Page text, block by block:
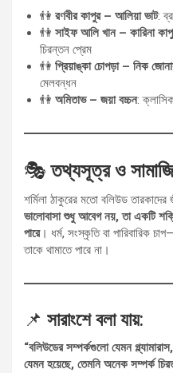
👫 রণবীর কাপুর – আলিয়া ভাট:
👫 সাইফ আলি খান – কারিনা
চিরন্তন প্রেম
👫 প্রিয়াঙ্কা চোপড়া – নিক
মেলবন্ধন
👫 অমিতাভ – জয়া বচ্চন:
🎭তথ্যসূত্র ও
শর্মিলা ঠাকুরের মতো বলিউড
ভালোবাসা শুধু আবেগ নয়, তা একটি
পারে। ধর্ম, সংস্কৃতি বা পারিবারিক
তাকে থামাতে পারে না।
📌 সারাংশে বলা যায়:
“বলিউডের সম্পর্কগুলো যেমন
যেমন হয়েছে, তেমনি অনেক সম্পর্ক